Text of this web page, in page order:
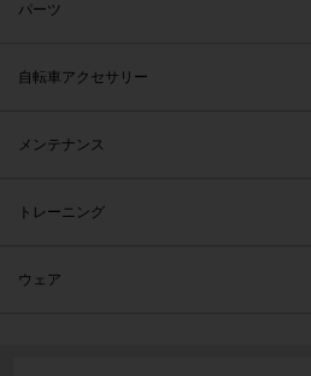
パーツ
自転車アクセサリー
メンテナンス
トレーニング
ウェア